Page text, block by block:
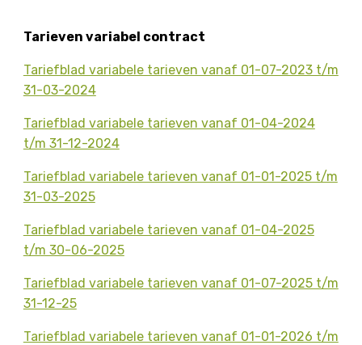
Tarieven variabel contract
Tariefblad variabele tarieven vanaf 01-07-2023 t/m
31-03-2024
Tariefblad variabele tarieven vanaf 01-04-2024
t/m 31-12-2024
Tariefblad variabele tarieven vanaf 01-01-2025 t/m
31-03-2025
Tariefblad variabele tarieven vanaf 01-04-2025
t/m 30-06-2025
Tariefblad variabele tarieven vanaf 01-07-2025 t/m
31-12-25
Tariefblad variabele tarieven vanaf 01-01-2026 t/m